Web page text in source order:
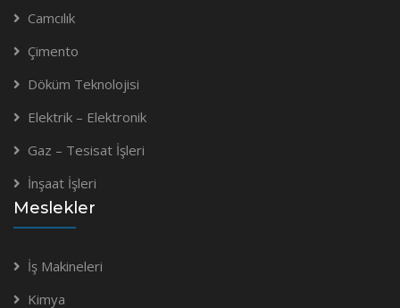
Camcılık
Çimento
Döküm Teknolojisi
Elektrik – Elektronik
Gaz – Tesisat İşleri
İnşaat İşleri
Meslekler
İş Makineleri
Kimya